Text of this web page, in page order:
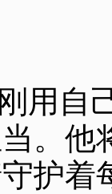
用自
。他
护着